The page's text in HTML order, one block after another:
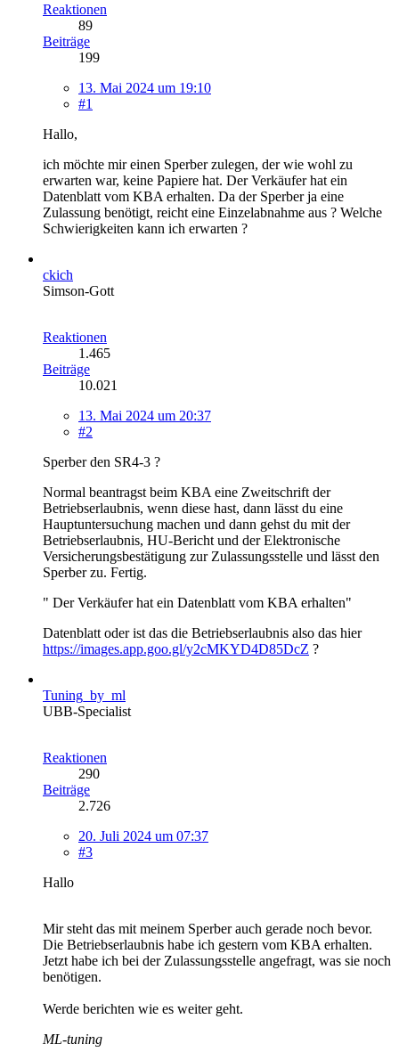
Reaktionen
89
Beiträge
199
13. Mai 2024 um 19:10
#1
Hallo,
ich möchte mir einen Sperber zulegen, der wie wohl zu
erwarten war, keine Papiere hat. Der Verkäufer hat ein
Datenblatt vom KBA erhalten. Da der Sperber ja eine
Zulassung benötigt, reicht eine Einzelabnahme aus ? Welche
Schwierigkeiten kann ich erwarten ?
ckich
Simson-Gott
Reaktionen
1.465
Beiträge
10.021
13. Mai 2024 um 20:37
#2
Sperber den SR4-3 ?
Normal beantragst beim KBA eine Zweitschrift der
Betriebserlaubnis, wenn diese hast, dann lässt du eine
Hauptuntersuchung machen und dann gehst du mit der
Betriebserlaubnis, HU-Bericht und der Elektronische
Versicherungsbestätigung zur Zulassungsstelle und lässt den
Sperber zu. Fertig.
" Der Verkäufer hat ein Datenblatt vom KBA erhalten"
Datenblatt oder ist das die Betriebserlaubnis also das hier
https://images.app.goo.gl/y2cMKYD4D85DcZ ?
Tuning_by_ml
UBB-Specialist
Reaktionen
290
Beiträge
2.726
20. Juli 2024 um 07:37
#3
Hallo
Mir steht das mit meinem Sperber auch gerade noch bevor.
Die Betriebserlaubnis habe ich gestern vom KBA erhalten.
Jetzt habe ich bei der Zulassungsstelle angefragt, was sie noch
benötigen.
Werde berichten wie es weiter geht.
ML-tuning